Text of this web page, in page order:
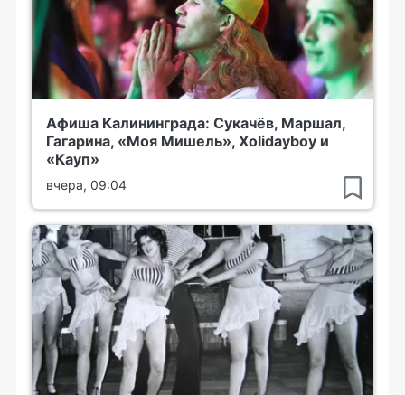
Афиша Калининграда: Сукачёв, Маршал,
Гагарина, «Моя Мишель», Xolidayboy и
«Кауп»
вчера, 09:04